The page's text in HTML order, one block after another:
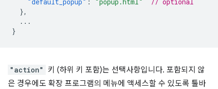
},
...
}
"action"
키 (하위 키 포함)는 선택사항입니다. 포함되지 않
은 경우에도 확장 프로그램의 메뉴에 액세스할 수 있도록 툴바